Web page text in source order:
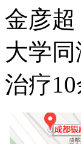
金彦
大学
治疗